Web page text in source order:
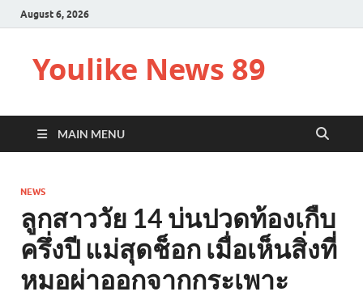
August 6, 2026
Youlike News 89
MAIN MENU
NEWS
ลูกสาววัย 14 บ่นปวดท้องเกืบ
ครึ่งปี แม่สุดช็อก เมื่อเห็นสิ่งที่
หมอผ่าออกจากกระเพาะ